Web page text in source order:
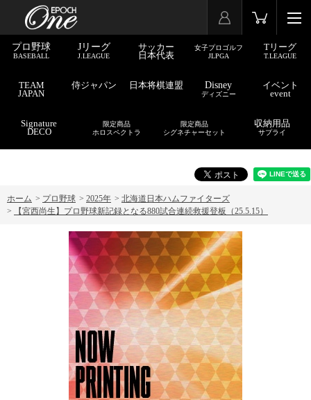
プロ野球
BASEBALL
Jリーグ
J.LEAGUE
サッカー
日本代表
女子プロゴルフ
JLPGA
Tリーグ
T.LEAGUE
TEAM
JAPAN
侍ジャパン 日本将棋連盟 Disney
ディズニー
イベント
event
Signature
DECO
限定商品
ホロスペクトラ
限定商品
シグネチャーセット
収納用品
サプライ
ホーム > プロ野球 > 2025年 > 北海道日本ハムファイターズ
>
【宮西尚生】プロ野球新記録となる880試合連続救援登板（25.5.15）